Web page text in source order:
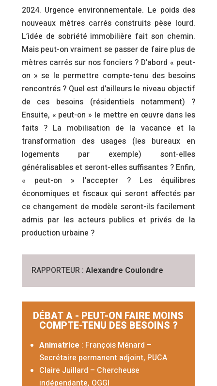
2024. Urgence environnementale. Le poids des
nouveaux mètres carrés construits pèse lourd.
L’idée de sobriété immobilière fait son chemin.
Mais peut-on vraiment se passer de faire plus de
mètres carrés sur nos fonciers ? D’abord « peut-
on » se le permettre compte-tenu des besoins
rencontrés ? Quel est d’ailleurs le niveau objectif
de ces besoins (résidentiels notamment) ?
Ensuite, « peut-on » le mettre en œuvre dans les
faits ? La mobilisation de la vacance et la
transformation des usages (les bureaux en
logements par exemple) sont-elles
généralisables et seront-elles suffisantes ? Enfin,
« peut-on » l’accepter ? Les équilibres
économiques et fiscaux qui seront affectés par
ce changement de modèle seront-ils facilement
admis par les acteurs publics et privés de la
production urbaine ?
RAPPORTEUR : Alexandre Coulondre
DÉBAT A - PEUT-ON FAIRE MOINS
COMPTE-TENU DES BESOINS ?
Animatrice : François Ménard –
Secrétaire permanent adjoint, PUCA
Claire Juillard – Chercheuse
indépendante, OGGI